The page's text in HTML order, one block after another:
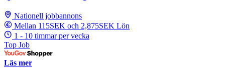
Nationell jobbannons
Mellan 115SEK och 2,875SEK Lön
1 - 10 timmar per vecka
Top Job
Läs mer